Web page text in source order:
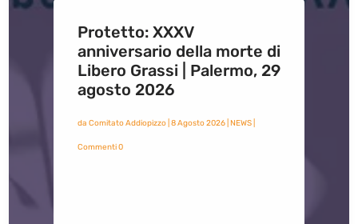
Protetto: XXXV
anniversario della morte di
Libero Grassi | Palermo, 29
agosto 2026
da Comitato Addiopizzo| 8 Agosto 2026| NEWS|
Commenti 0